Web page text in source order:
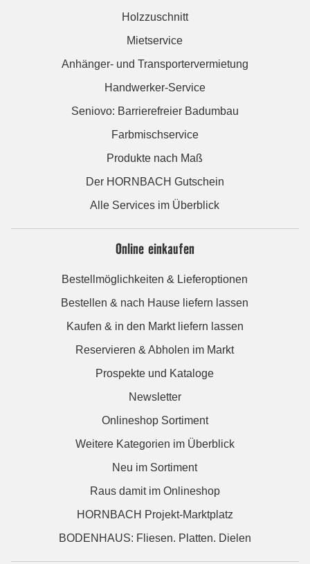
Holzzuschnitt
Mietservice
Anhänger- und Transportervermietung
Handwerker-Service
Seniovo: Barrierefreier Badumbau
Farbmischservice
Produkte nach Maß
Der HORNBACH Gutschein
Alle Services im Überblick
Online einkaufen
Bestellmöglichkeiten & Lieferoptionen
Bestellen & nach Hause liefern lassen
Kaufen & in den Markt liefern lassen
Reservieren & Abholen im Markt
Prospekte und Kataloge
Newsletter
Onlineshop Sortiment
Weitere Kategorien im Überblick
Neu im Sortiment
Raus damit im Onlineshop
HORNBACH Projekt-Marktplatz
BODENHAUS: Fliesen. Platten. Dielen